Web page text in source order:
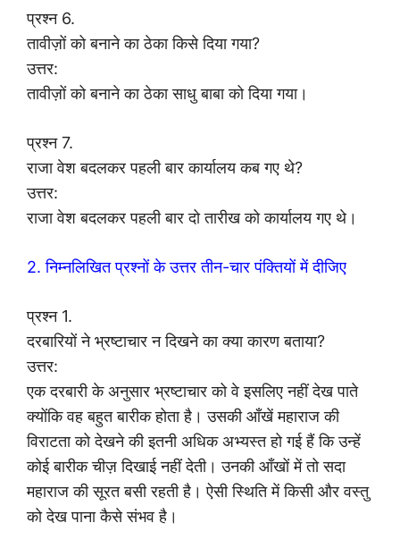
प्रश्न 6.
तावीज़ों को बनाने का ठेका किसे दिया गया?
उत्तर:
तावीज़ों को बनाने का ठेका साधु बाबा को दिया गया।
प्रश्न 7.
राजा वेश बदलकर पहली बार कार्यालय कब गए थे?
उत्तर:
राजा वेश बदलकर पहली बार दो तारीख को कार्यालय गए थे।
2. निम्नलिखित प्रश्नों के उत्तर तीन-चार पंक्तियों में दीजिए
प्रश्न 1.
दरबारियों ने भ्रष्टाचार न दिखने का क्या कारण बताया?
उत्तर:
एक दरबारी के अनुसार भ्रष्टाचार को वे इसलिए नहीं देख पाते
क्योंकि वह बहुत बारीक होता है। उसकी आँखें महाराज की
विराटता को देखने की इतनी अधिक अभ्यस्त हो गई हैं कि उन्हें
कोई बारीक चीज़ दिखाई नहीं देती। उनकी आँखों में तो सदा
महाराज की सूरत बसी रहती है। ऐसी स्थिति में किसी और वस्तु
को देख पाना कैसे संभव है।